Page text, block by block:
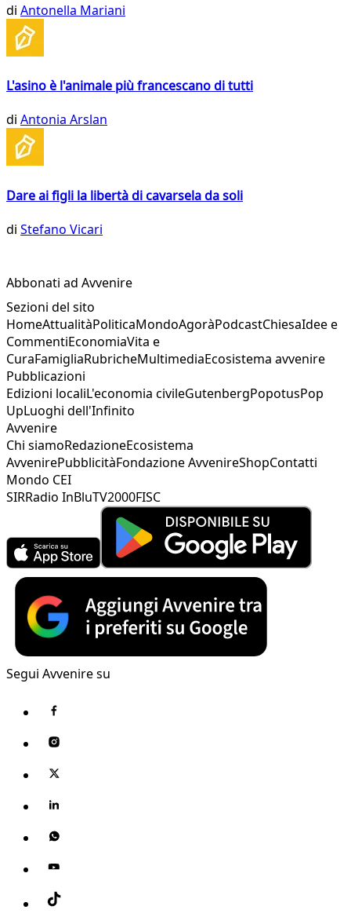
di Antonella Mariani
L'asino è l'animale più francescano di tutti
di Antonia Arslan
Dare ai figli la libertà di cavarsela da soli
di Stefano Vicari
Abbonati ad Avvenire
Sezioni del sito
HomeAttualitàPoliticaMondoAgoràPodcastChiesaIdee e
CommentiEconomiaVita e
CuraFamigliaRubricheMultimediaEcosistema avvenire
Pubblicazioni
Edizioni localiL'economia civileGutenbergPopotusPop
UpLuoghi dell'Infinito
Avvenire
Chi siamoRedazioneEcosistema
AvvenirePubblicitàFondazione AvvenireShopContatti
Mondo CEI
SIRRadio InBluTV2000FISC
Segui Avvenire su